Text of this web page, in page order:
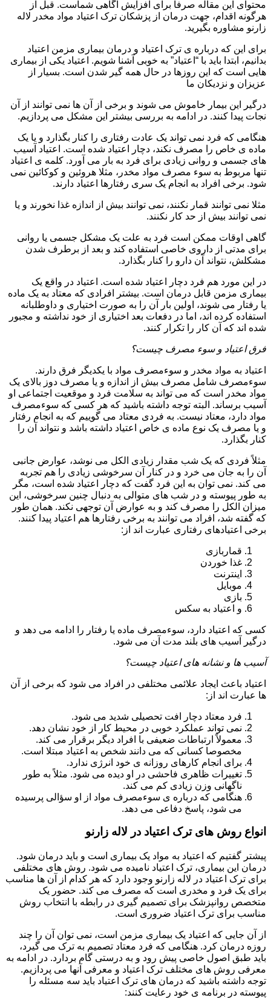
محتوای این مقاله صرفا برای افزایش آگاهی شماست. قبل از
هرگونه اقدام، جهت درمان از پزشکان ترک اعتیاد مواد مخدر لاله
زارنو مشاوره بگیرید.
برای این که درباره ی ترک اعتیاد و درمان بیماری مزمن اعتیاد
بدانیم، ابتدا باید با “اعتیاد” به خوبی آشنا شویم. اعتیاد یکی از بیماری
هایی است که این روزها در حال همه گیر شدن است. بسیار از
عزیزان و نزدیکان ما
درگیر این بیمار خاموش می شوند و برخی از آن ها نمی توانند از آن
نجات پیدا کنند. در ادامه به بررسی بیشتر این مشکل می پردازیم.
هنگامی که فرد نمی تواند یک عادت رفتاری را کنار بگذارد و یا یک
ماده ی خاص را مصرف نکند، دچار اعتیاد شده است. اعتیاد آسیب
های جسمی و روانی زیادی برای فرد به بار می آورد. کلمه ی اعتیاد
تنها مربوط به سوء مصرف مواد مخدر، مثلا هروئین و کوکائین نمی
شود. برخی افراد به انجام یک سری رفتارها اعتیاد دارند.
مثلا نمی توانند قمار نکنند، نمی توانند بیش از اندازه غذا نخورند و یا
نمی توانند بیش از حد کار نکنند.
گاهی اوقات ممکن است فرد به علت یک مشکل جسمی یا روانی
برای مدتی از داروی خاصی استفاده کند و بعد از برطرف شدن
مشکلش، نتواند آن دارو را کنار بگذارد.
در این مورد هم فرد دچار اعتیاد شده است. اعتیاد در واقع یک
بیماری مزمن قابل درمان است. بیشتر افرادی که معتاد به یک ماده
یا رفتار می شوند، اولین بار آن را به صورت اختیاری و داوطلبانه
استفاده کرده اند، اما در دفعات بعد اختیاری از خود نداشته و مجبور
شده اند که آن کار را تکرار کنند.
فرق اعتیاد و سوء مصرف چیست؟
اعتیاد به مواد مخدر و سوءمصرف مواد با یکدیگر فرق دارند.
سوءمصرف شامل مصرف بیش از اندازه و یا مصرف دوز بالای یک
مواد مخدر است که می تواند به سلامت فرد و موقعیت اجتماعی او
آسیب برساند. البته توجه داشته باشید که هر کسی که سوءمصرف
مواد دارد، معتاد نیست. به فردی معتاد می گوییم که به انجام رفتار
و یا مصرف یک نوع ماده ی خاص اعتیاد داشته باشد و نتواند آن را
کنار بگذارد.
مثلاً فردی که یک شب مقدار زیادی الکل می نوشد، عوارض جانبی
آن را به جان می خرد و در کنار آن سرخوشی زیادی را هم تجربه
می کند. نمی توان به این فرد گفت که دچار اعتیاد شده است، مگر
به طور پیوسته و در شب های متوالی به دنبال چنین سرخوشی، این
میزان الکل را مصرف کند و به عوارض آن توجهی نکند. همان طور
که گفته شد، افراد می توانند به برخی رفتارها هم اعتیاد پیدا کنند.
برخی اعتیادهای رفتاری عبارت اند از:
قماربازی
غذا خوردن
اینترنت
موبایل
بازی
و اعتیاد به سکس
کسی که اعتیاد دارد، سوءمصرف ماده یا رفتار را ادامه می دهد و
درگیر آسیب های بلند مدت آن می شود.
آسیب ها و نشانه های اعتیاد چیست؟
اعتیاد باعث ایجاد علائمی مختلفی در افراد می شود که برخی از آن
ها عبارت اند از:
فرد معتاد دچار افت تحصیلی شدید می شود.
نمی تواند عملکرد خوبی در محیط کار از خود نشان دهد.
معمولاً ارتباطات ضعیفی با افراد دیگر برقرار می کند.
مخصوصا کسانی که می دانند شخص به اعتیاد مبتلا است.
برای انجام کارهای روزانه ی خود انرژی ندارد.
تغییرات ظاهری فاحشی در او دیده می شود. مثلاً به طور
ناگهانی وزن زیادی کم می کند.
هنگامی که درباره ی سوءمصرف مواد از او سؤالی پرسیده
می شود، پاسخ دفاعی می دهد.
انواع روش های ترک اعتیاد در لاله زارنو
پیشتر گفتیم که اعتیاد به مواد یک بیماری است و باید درمان شود.
درمان این بیماری، ترک اعتیاد نامیده می شود. روش های مختلفی
برای ترک اعتیاد در لاله زارنو وجود دارد که هر کدام از آن ها مناسب
برای یک فرد و مخدری است که مصرف می کند. حضور یک
متخصص روانپزشک برای تصمیم گیری در رابطه با انتخاب روش
مناسب برای ترک اعتیاد ضروری است.
از آن جایی که اعتیاد یک بیماری مزمن است، نمی توان آن را چند
روزه درمان کرد. هنگامی که فرد معتاد تصمیم به ترک می گیرد،
باید طبق اصول خاصی پیش رود و به درستی گام بردارد. در ادامه به
معرفی روش های مختلف ترک اعتیاد و معرفی آنها می پردازیم.
توجه داشته باشید که درمان های ترک اعتیاد باید سه مسئله را
پیوسته در برنامه ی خود رعایت کنند: